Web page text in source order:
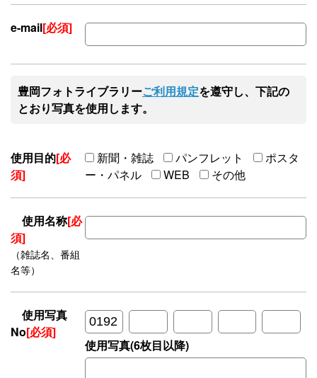
e-mail[必須]
豊岡フォトライブラリーご利用規定を遵守し、下記の
とおり写真を使用します。
使用目的[必
須]
新聞・雑誌 パンフレット
ポスタ
ー・パネル
WEB その他
使用名称[必
須]
（雑誌名、番組
名等）
使用写真
No[必須]
使用写真(6枚目以降)